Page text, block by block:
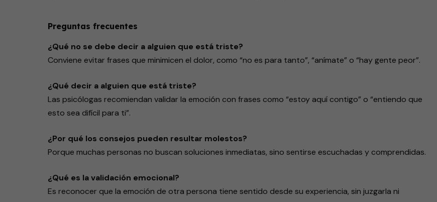
Preguntas frecuentes
¿Qué no se debe decir a alguien que está triste?
Conviene evitar frases que minimicen el dolor, como “no es para tanto”, “anímate” o “hay gente peor”.
¿Qué decir a alguien que está triste?
Las psicólogas recomiendan validar la emoción con frases como “estoy aquí contigo” o “entiendo que
esto sea difícil para ti”.
¿Por qué los consejos pueden resultar molestos?
Porque muchas personas no buscan soluciones inmediatas, sino sentirse escuchadas y comprendidas.
¿Qué es la validación emocional?
Es reconocer que la emoción de otra persona tiene sentido desde su experiencia, sin juzgarla ni